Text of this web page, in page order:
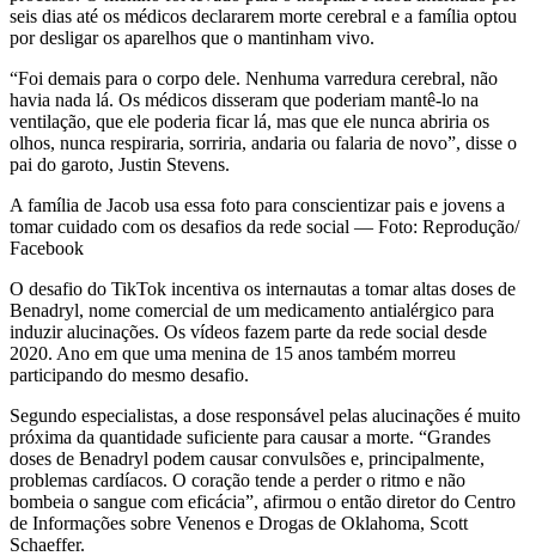
seis dias até os médicos declararem morte cerebral e a família optou
por desligar os aparelhos que o mantinham vivo.
“Foi demais para o corpo dele. Nenhuma varredura cerebral, não
havia nada lá. Os médicos disseram que poderiam mantê-lo na
ventilação, que ele poderia ficar lá, mas que ele nunca abriria os
olhos, nunca respiraria, sorriria, andaria ou falaria de novo”, disse o
pai do garoto, Justin Stevens.
A família de Jacob usa essa foto para conscientizar pais e jovens a
tomar cuidado com os desafios da rede social — Foto: Reprodução/
Facebook
O desafio do TikTok incentiva os internautas a tomar altas doses de
Benadryl, nome comercial de um medicamento antialérgico para
induzir alucinações. Os vídeos fazem parte da rede social desde
2020. Ano em que uma menina de 15 anos também morreu
participando do mesmo desafio.
Segundo especialistas, a dose responsável pelas alucinações é muito
próxima da quantidade suficiente para causar a morte. “Grandes
doses de Benadryl podem causar convulsões e, principalmente,
problemas cardíacos. O coração tende a perder o ritmo e não
bombeia o sangue com eficácia”, afirmou o então diretor do Centro
de Informações sobre Venenos e Drogas de Oklahoma, Scott
Schaeffer.